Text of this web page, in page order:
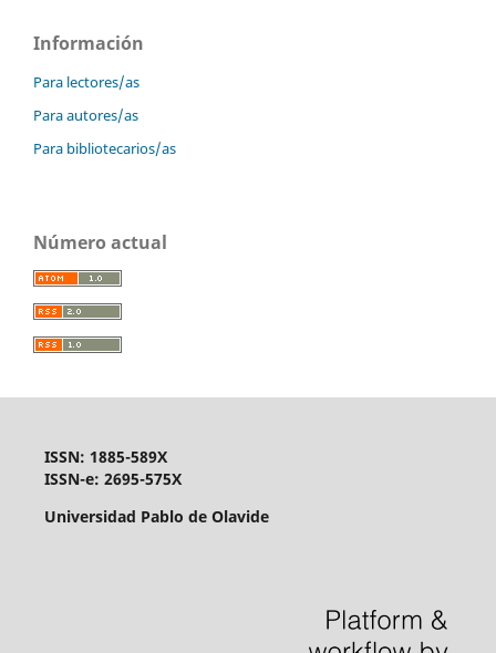
Información
Para lectores/as
Para autores/as
Para bibliotecarios/as
Número actual
ISSN: 1885-589X
ISSN-e: 2695-575X
Universidad Pablo de Olavide